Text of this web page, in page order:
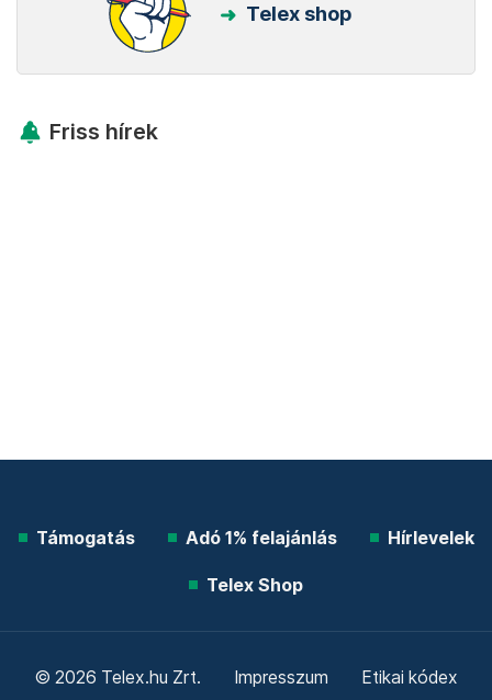
Telex shop
Friss hírek
Támogatás Adó 1% felajánlás Hírlevelek
Telex Shop
© 2026 Telex.hu Zrt. Impresszum Etikai kódex